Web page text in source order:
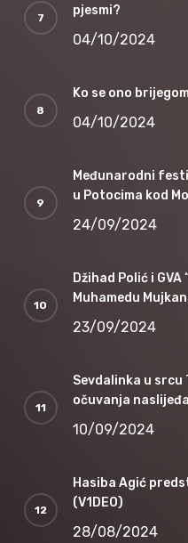
pjesmi?
04/10/2024
Ko se ono
04/10/2024
Međunarodni
u Potocima kod
24/09/2024
Džihad Polić i GVA
Muhamedu
23/09/2024
Sevdalinka u srcu
očuvanja naslijeđa
10/09/2024
Hasiba Agić
(V1DEO)
28/08/2024